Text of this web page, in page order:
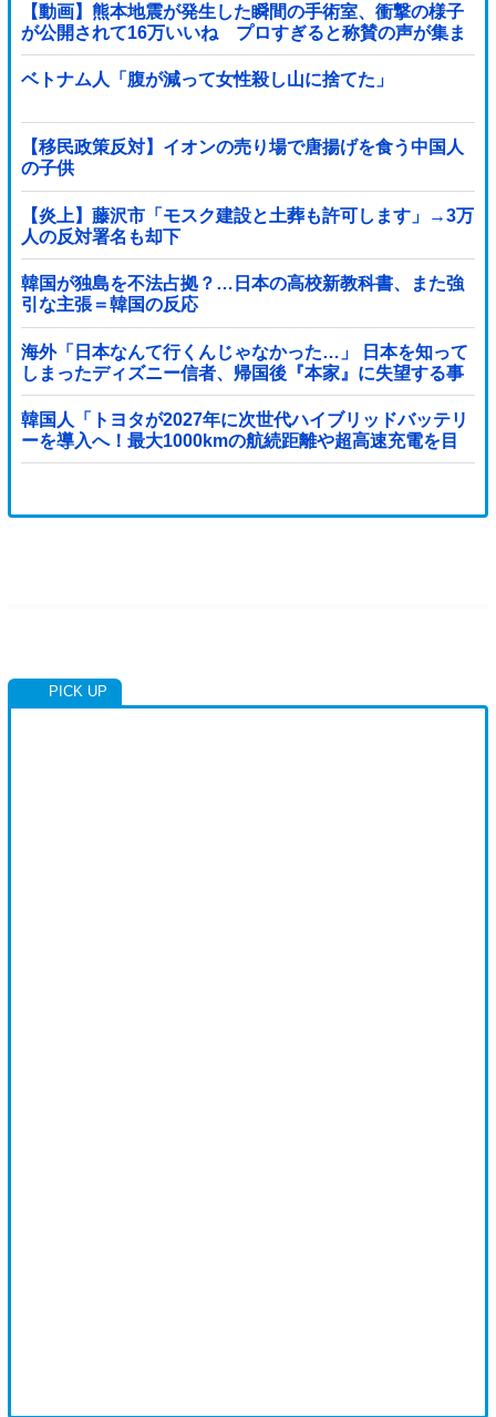
【動画】熊本地震が発生した瞬間の手術室、衝撃の様子
が公開されて16万いいね プロすぎると称賛の声が集ま
る
ベトナム人「腹が減って女性殺し山に捨てた」
【移民政策反対】イオンの売り場で唐揚げを食う中国人
の子供
【炎上】藤沢市「モスク建設と土葬も許可します」→3万
人の反対署名も却下
韓国が独島を不法占拠？…日本の高校新教科書、また強
引な主張＝韓国の反応
海外「日本なんて行くんじゃなかった…」 日本を知って
しまったディズニー信者、帰国後『本家』に失望する事
態に
韓国人「トヨタが2027年に次世代ハイブリッドバッテリ
ーを導入へ！最大1000kmの航続距離や超高速充電を目
指す」